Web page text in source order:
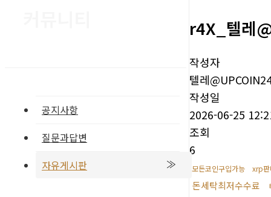
공지사항
질문과답변
자유게시판
r4X_텔레
작성자
텔레
작성일
2026-06-25
조회
6
모든코인구입가능 xrp
돈세탁최저수수료